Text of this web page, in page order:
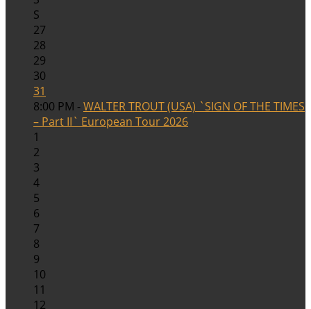
S
27
28
29
30
31
8:00 PM -WALTER TROUT (USA) `SIGN OF THE TIMES
– Part II` European Tour 2026
1
2
3
4
5
6
7
8
9
10
11
12